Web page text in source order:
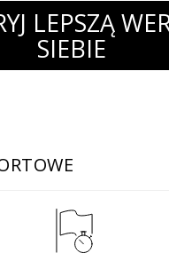
LEPSZĄ
SIEBIE